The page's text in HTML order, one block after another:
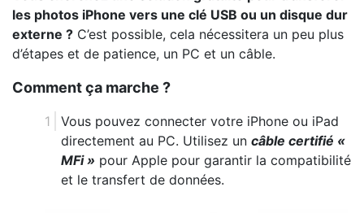
les photos iPhone vers une clé USB ou un disque dur
externe ? C’est possible, cela nécessitera un peu plus
d’étapes et de patience, un PC et un câble.
Comment ça marche ?
Vous pouvez connecter votre iPhone ou iPad
directement au PC. Utilisez un câble certifié «
MFi » pour Apple pour garantir la compatibilité
et le transfert de données.